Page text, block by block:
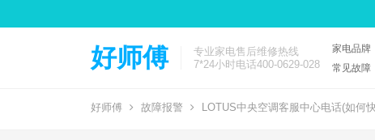
好师傅
专业家电售后维修热线
7*24小时电话400-0629-028
家电品牌
常见故障
好师傅 故障报警 LOTUS中央空调客服中心电话(如何